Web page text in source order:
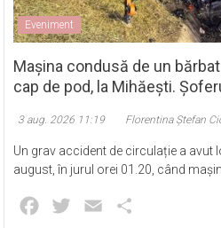
Eveniment
Mașina condusă de un
cap de pod, la Mihăești.
3 aug. 2026 11:19 Florentina Ștefan
Un grav accident de circulație a avut
august, în jurul orei 01.20, când
Facebook
Twitter Email